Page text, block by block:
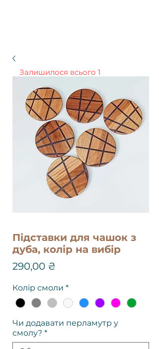
Підставки для чашок з
дуба, колір на вибір
290,00 ₴
Колір смоли *
Чи додавати перламутр у
смолу? *
Залишилося всього 1